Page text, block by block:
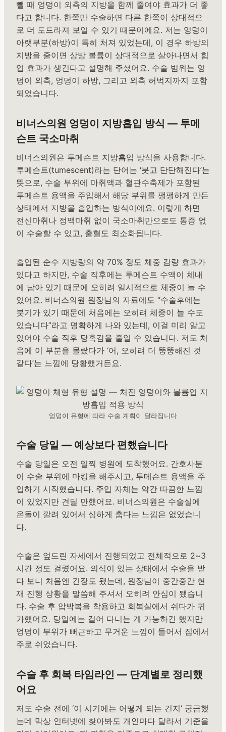
뺄 때 엉덩이 외측의 지방을 함께 줄여야 효과가 더 좋
다고 합니다. 한쪽만 수술하면 다른 한쪽이 상대적으
로 더 도드라져 보일 수 있기 때문이에요. 저는 엉덩이
아랫부분(하방)이 특히 처져 있었는데, 이 경우 하방의
지방을 줄이면 상방 볼륨이 상대적으로 살아나면서 힙
업 효과가 생긴다고 설명해 주셨어요. 수술 범위는 엉
덩이 외측, 엉덩이 하방, 그리고 외측 허벅지까지 포함
되었습니다.
비너스의원 엉덩이 지방흡입 방식 — 투메
슨트 국소마취
비너스의원은 투메슨트 지방흡입 방식을 사용합니다.
투메슨트(tumescent)라는 단어는 ‘붓고 단단해진다’는
뜻으로, 수술 부위에 마취액과 혈관수축제가 포함된
투메슨트 용액을 주입해서 해당 부위를 팽팽하게 만든
상태에서 지방을 흡입하는 방식이에요. 이렇게 하면
전신마취나 정맥마취 없이 국소마취만으로도 통증 없
이 수술할 수 있고, 출혈도 최소화됩니다.
흡입된 순수 지방량의 약 70% 정도 체중 감량 효과가
있다고 하지만, 수술 직후에는 투메슨트 수액이 체내
에 남아 있기 때문에 오히려 일시적으로 체중이 늘 수
있어요. 비너스의원 원장님의 자료에도 “수술후에는
붓기가 있기 때문에 처음에는 오히려 체중이 늘 수도
있습니다”라고 명확하게 나와 있는데, 이걸 미리 알고
있어야 수술 직후 당혹감을 줄일 수 있습니다. 저도 처
음에 이 부분을 몰랐다가 ‘어, 오히려 더 뚱뚱해진 것
같다’는 느낌에 당황했거든요.
엉덩이 유형에 따라 수술 계획이 달라집니다
수술 당일 — 예상보다 편했습니다
수술 당일은 오전 일찍 병원에 도착했어요. 간호사분
이 수술 부위에 마킹을 해주시고, 투메슨트 용액을 주
입하기 시작했습니다. 주입 자체는 약간 따끔한 느낌
이 있었지만 견딜 만했어요. 비너스의원은 수술실에
온돌이 깔려 있어서 심하게 춥다는 느낌은 없었습니
다.
수술은 엎드린 자세에서 진행되었고 전체적으로 2~3
시간 정도 걸렸어요. 의식이 있는 상태에서 수술을 받
다 보니 처음엔 긴장도 됐는데, 원장님이 중간중간 현
재 진행 상황을 말씀해 주셔서 오히려 안심이 됐습니
다. 수술 후 압박복을 착용하고 회복실에서 쉬다가 귀
가했어요. 당일에는 걸어 다니는 게 가능하긴 했지만
엉덩이 부위가 뻐근하고 무거운 느낌이 들어서 집에서
주로 쉬었습니다.
수술 후 회복 타임라인 — 단계별로 정리했
어요
저도 수술 전에 ‘이 시기에는 어떻게 되는 건지’ 궁금했
는데 막상 인터넷에 찾아봐도 개인마다 달라서 기준을